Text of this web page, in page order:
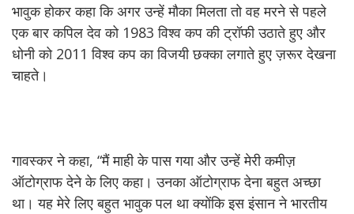
भावुक होकर कहा कि अगर उन्हें मौका मिलता तो वह मरने से पहले
एक बार कपिल देव को 1983 विश्व कप की ट्रॉफी उठाते हुए और
धोनी को 2011 विश्व कप का विजयी छक्का लगाते हुए ज़रूर देखना
चाहते।
गावस्कर ने कहा, “मैं माही के पास गया और उन्हें मेरी कमीज़
ऑटोग्राफ देने के लिए कहा। उनका ऑटोग्राफ देना बहुत अच्छा
था। यह मेरे लिए बहुत भावुक पल था क्योंकि इस इंसान ने भारतीय